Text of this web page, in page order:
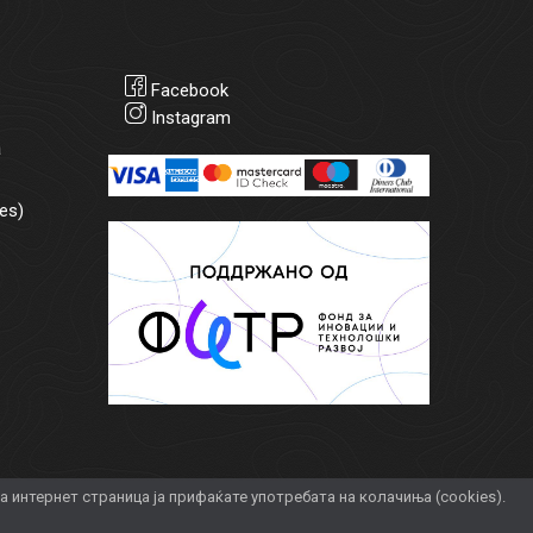
страница ја прифаќате употребата на колачиња (cookies).
Facebook
Instagram